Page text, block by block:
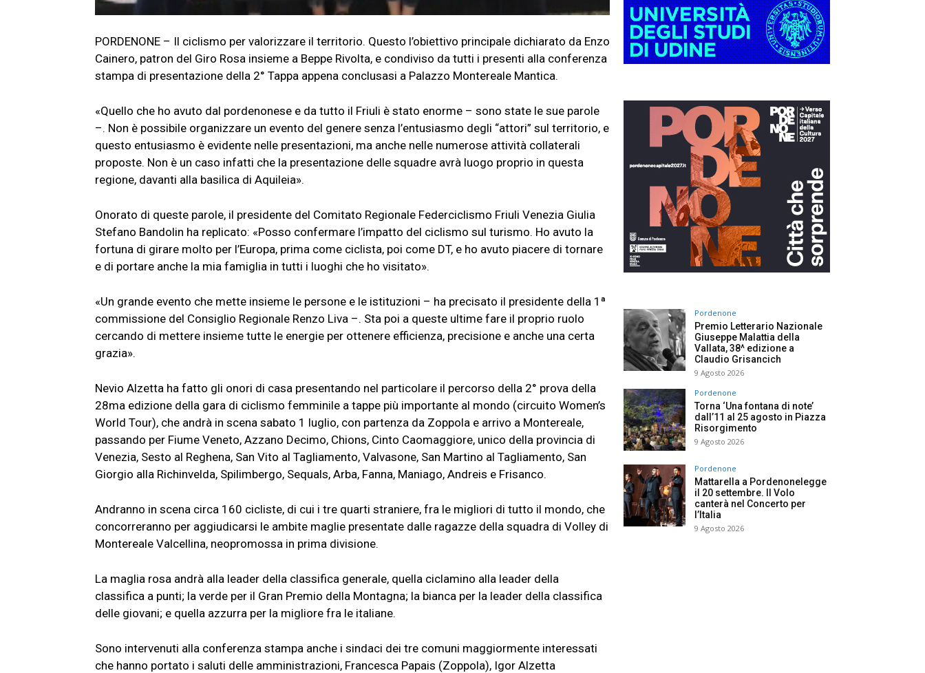
PORDENONE – Il ciclismo per valorizzare il territorio. Questo l’obiettivo principale dichiarato da Enzo
Cainero, patron del Giro Rosa insieme a Beppe Rivolta, e condiviso da tutti i presenti alla conferenza
stampa di presentazione della 2° Tappa appena conclusasi a Palazzo Montereale Mantica.
«Quello che ho avuto dal pordenonese e da tutto il Friuli è stato enorme – sono state le sue parole
–. Non è possibile organizzare un evento del genere senza l’entusiasmo degli “attori” sul territorio, e
questo entusiasmo è evidente nelle presentazioni, ma anche nelle numerose attività collaterali
proposte. Non è un caso infatti che la presentazione delle squadre avrà luogo proprio in questa
regione, davanti alla basilica di Aquileia».
Onorato di queste parole, il presidente del Comitato Regionale Federciclismo Friuli Venezia Giulia
Stefano Bandolin ha replicato: «Posso confermare l’impatto del ciclismo sul turismo. Ho avuto la
fortuna di girare molto per l’Europa, prima come ciclista, poi come DT, e ho avuto piacere di tornare
e di portare anche la mia famiglia in tutti i luoghi che ho visitato».
«Un grande evento che mette insieme le persone e le istituzioni – ha precisato il presidente della 1ª
commissione del Consiglio Regionale Renzo Liva –. Sta poi a queste ultime fare il proprio ruolo
cercando di mettere insieme tutte le energie per ottenere efficienza, precisione e anche una certa
grazia».
Nevio Alzetta ha fatto gli onori di casa presentando nel particolare il percorso della 2° prova della
28ma edizione della gara di ciclismo femminile a tappe più importante al mondo (circuito Women’s
World Tour), che andrà in scena sabato 1 luglio, con partenza da Zoppola e arrivo a Montereale,
passando per Fiume Veneto, Azzano Decimo, Chions, Cinto Caomaggiore, unico della provincia di
Venezia, Sesto al Reghena, San Vito al Tagliamento, Valvasone, San Martino al Tagliamento, San
Giorgio alla Richinvelda, Spilimbergo, Sequals, Arba, Fanna, Maniago, Andreis e Frisanco.
Andranno in scena circa 160 cicliste, di cui i tre quarti straniere, fra le migliori di tutto il mondo, che
concorreranno per aggiudicarsi le ambite maglie presentate dalle ragazze della squadra di Volley di
Montereale Valcellina, neopromossa in prima divisione.
La maglia rosa andrà alla leader della classifica generale, quella ciclamino alla leader della
classifica a punti; la verde per il Gran Premio della Montagna; la bianca per la leader della classifica
delle giovani; e quella azzurra per la migliore fra le italiane.
Sono intervenuti alla conferenza stampa anche i sindaci dei tre comuni maggiormente interessati
che hanno portato i saluti delle amministrazioni, Francesca Papais (Zoppola), Igor Alzetta
Pordenone
Premio Letterario Nazionale
Giuseppe Malattia della
Vallata, 38^ edizione a
Claudio Grisancich
9 Agosto 2026
Pordenone
Torna ‘Una fontana di note’
dall’11 al 25 agosto in Piazza
Risorgimento
9 Agosto 2026
Pordenone
Mattarella a Pordenonelegge
il 20 settembre. Il Volo
canterà nel Concerto per
l’Italia
9 Agosto 2026